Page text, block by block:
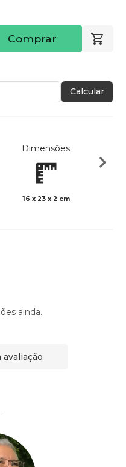
Comprar
Calcular
Dimensões
16 x 23 x 2 cm
ainda.